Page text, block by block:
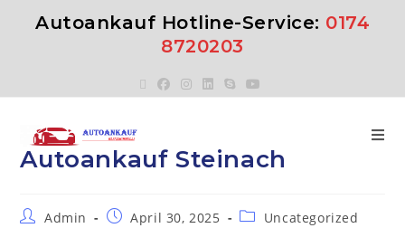
Autoankauf Hotline-Service: 0174
8720203
Autoankauf Steinach
Admin April 30, 2025 Uncategorized